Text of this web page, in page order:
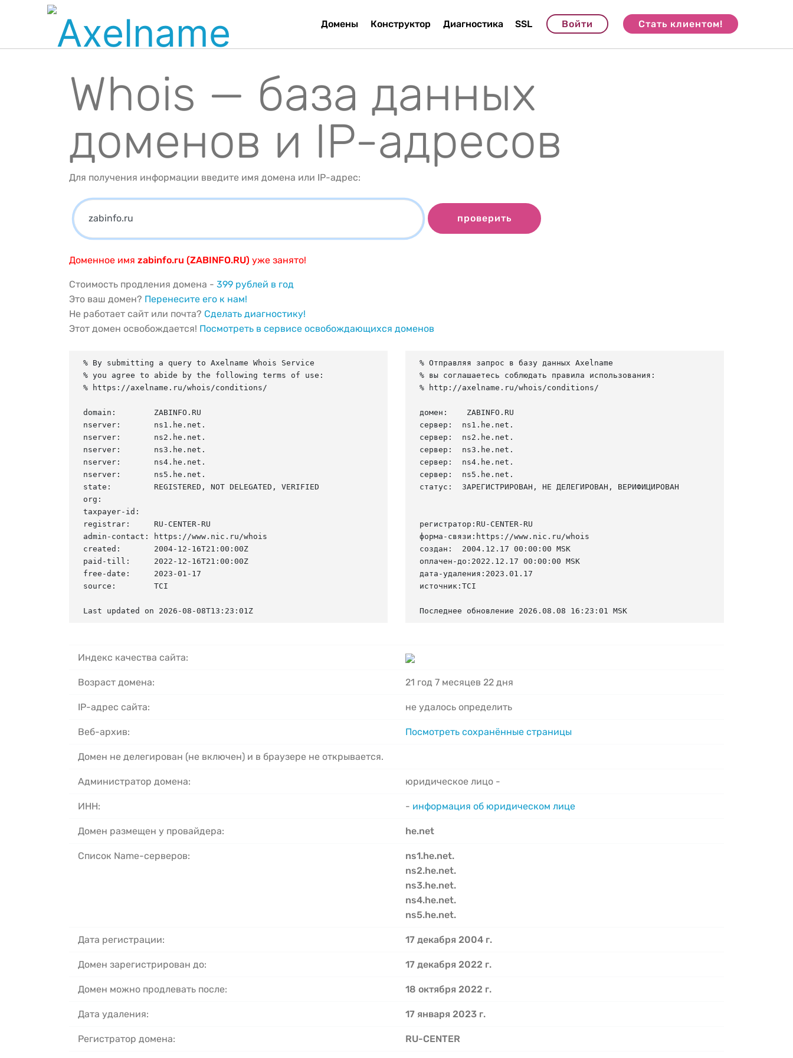
Домены Конструктор Диагностика SSL Войти Стать клиентом!
Whois — база данных
доменов и IP-адресов
Для получения информации введите имя домена или IP-адрес:
проверить
Доменное имя zabinfo.ru (ZABINFO.RU) уже занято!
Стоимость продления домена - 399 рублей в год
Это ваш домен? Перенесите его к нам!
Не работает сайт или почта? Сделать диагностику!
Этот домен освобождается! Посмотреть в сервисе освобождающихся доменов
% By submitting a query to Axelname Whois Service
% you agree to abide by the following terms of use:
% https://axelname.ru/whois/conditions/
domain:        ZABINFO.RU
nserver:       ns1.he.net.
nserver:       ns2.he.net.
nserver:       ns3.he.net.
nserver:       ns4.he.net.
nserver:       ns5.he.net.
state:         REGISTERED, NOT DELEGATED, VERIFIED
org:
taxpayer-id:
registrar:     RU-CENTER-RU
admin-contact: https://www.nic.ru/whois
created:       2004-12-16T21:00:00Z
paid-till:     2022-12-16T21:00:00Z
free-date:     2023-01-17
source:        TCI
Last updated on 2026-08-08T13:23:01Z
% Отправляя запрос в базу данных Axelname
% вы соглашаетесь соблюдать правила использования:
% http://axelname.ru/whois/conditions/
домен:    ZABINFO.RU
сервер:  ns1.he.net.
сервер:  ns2.he.net.
сервер:  ns3.he.net.
сервер:  ns4.he.net.
сервер:  ns5.he.net.
статус:  ЗАРЕГИСТРИРОВАН, НЕ ДЕЛЕГИРОВАН, ВЕРИФИЦИРОВАН
регистратор:RU-CENTER-RU
форма-связи:https://www.nic.ru/whois
создан:  2004.12.17 00:00:00 MSK
оплачен-до:2022.12.17 00:00:00 MSK
дата-удаления:2023.01.17
источник:TCI
Последнее обновление 2026.08.08 16:23:01 MSK
Индекс качества сайта:
Возраст домена: 21 год 7 месяцев 22 дня
IP-адрес сайта: не удалось определить
Веб-архив: Посмотреть сохранённые страницы
Домен не делегирован (не включен) и в браузере не открывается.
Администратор домена: юридическое лицо -
ИНН: - информация об юридическом лице
Домен размещен у провайдера: he.net
Список Name-серверов:
ns1.he.net.
ns2.he.net.
ns3.he.net.
ns4.he.net.
ns5.he.net.
Дата регистрации: 17 декабря 2004 г.
Домен зарегистрирован до: 17 декабря 2022 г.
Домен можно продлевать после: 18 октября 2022 г.
Дата удаления: 17 января 2023 г.
Регистратор домена: RU-CENTER